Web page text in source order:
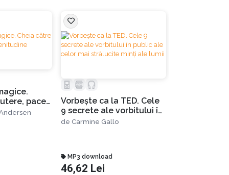
pace
Vorbește ca la TED. Cele
9 secrete ale vorbitului în
public ale celor mai
de Carmine Gallo
MP3 download
46,62 Lei